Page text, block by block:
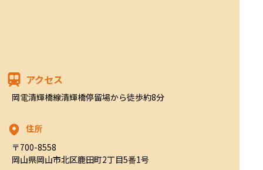
アクセス
岡電清輝橋線清輝橋停留場から徒歩約8分
住所
〒700-8558
岡山県岡山市北区鹿田町2丁目5番1号